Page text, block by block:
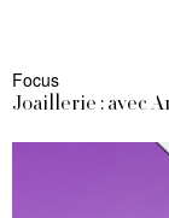
Focus
Joaillerie : avec